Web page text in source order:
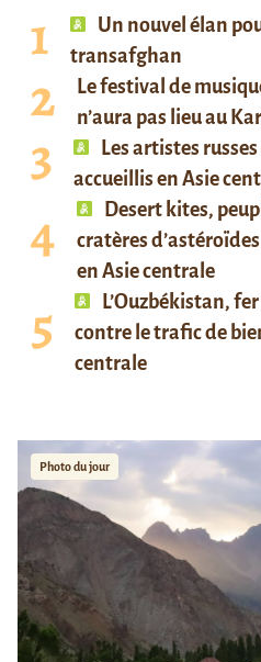
Un nouvel élan
transafghan
Le festival de
n’aura pas lieu au
Les artistes
accueillis en Asie
Desert kites,
cratères
en Asie centrale
L’Ouzbékistan,
contre le trafic de
centrale
Photo du jour